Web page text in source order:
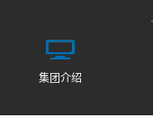
集团介绍